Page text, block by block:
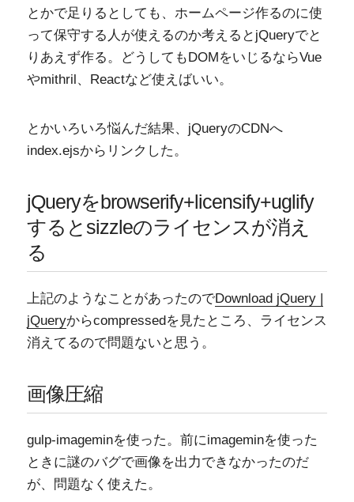
とかで足りるとしても、ホームページ作るのに使
って保守する人が使えるのか考えるとjQueryでと
りあえず作る。どうしてもDOMをいじるならVue
やmithril、Reactなど使えばいい。
とかいろいろ悩んだ結果、jQueryのCDNへ
index.ejsからリンクした。
jQueryをbrowserify+licensify+uglify
するとsizzleのライセンスが消え
る
上記のようなことがあったのでDownload jQuery |
jQueryからcompressedを見たところ、ライセンス
消えてるので問題ないと思う。
画像圧縮
gulp-imageminを使った。前にimageminを使った
ときに謎のバグで画像を出力できなかったのだ
が、問題なく使えた。